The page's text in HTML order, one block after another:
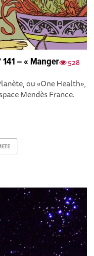
528
– « Manger
ou «One Health»,
Mendès France.